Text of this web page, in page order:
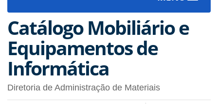
Catálogo Mobiliário e
Equipamentos de
Informática
Diretoria de Administração de Materiais